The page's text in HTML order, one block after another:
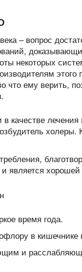
– вопрос
некоторых
что ему верить,
качестве
и является
время года.
в
и